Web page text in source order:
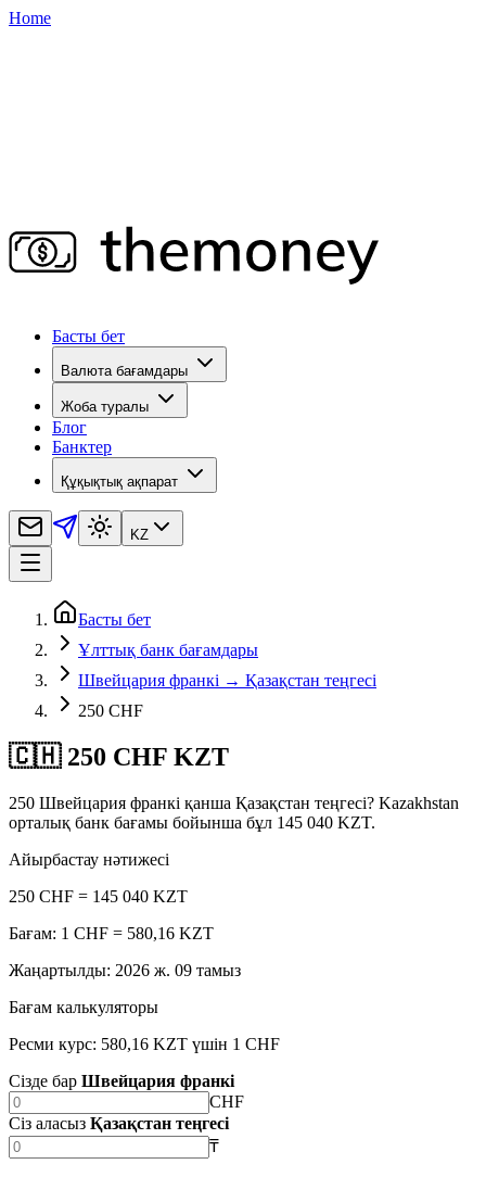
Home
Басты бет
Валюта бағамдары
Жоба туралы
Блог
Банктер
Құқықтық ақпарат
KZ
Басты бет
Ұлттық банк бағамдары
Швейцария франкі → Қазақстан теңгесі
250 CHF
🇨🇭 250 CHF KZT
250 Швейцария франкі қанша Қазақстан теңгесі? Kazakhstan
орталық банк бағамы бойынша бұл 145 040 KZT.
Айырбастау нәтижесі
250 CHF = 145 040 KZT
Бағам: 1 CHF = 580,16 KZT
Жаңартылды: 2026 ж. 09 тамыз
Бағам калькуляторы
Ресми курс: 580,16 KZT үшін 1 CHF
Сізде бар Швейцария франкі
CHF
Сіз аласыз Қазақстан теңгесі
₸